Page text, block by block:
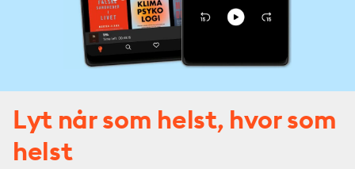
Lyt når som helst, hvor som
helst